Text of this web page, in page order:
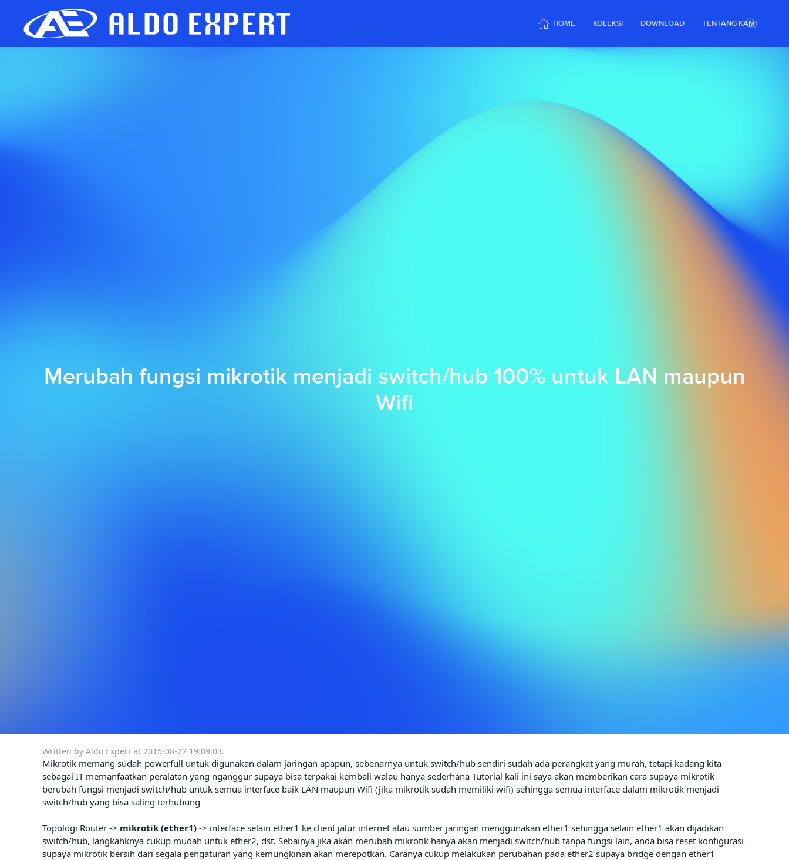
HOME KOLEKSI DOWNLOAD TENTANG KAMI
Merubah fungsi mikrotik menjadi switch/hub 100% untuk LAN maupun
Wifi
Written by Aldo Expert at 2015-08-22 19:09:03.
Mikrotik memang sudah powerfull untuk digunakan dalam jaringan apapun, sebenarnya untuk switch/hub sendiri sudah ada perangkat yang murah, tetapi kadang kita
sebagai IT memanfaatkan peralatan yang nganggur supaya bisa terpakai kembali walau hanya sederhana Tutorial kali ini saya akan memberikan cara supaya mikrotik
berubah fungsi menjadi switch/hub untuk semua interface baik LAN maupun Wifi (jika mikrotik sudah memiliki wifi) sehingga semua interface dalam mikrotik menjadi
switch/hub yang bisa saling terhubung
Topologi Router -> mikrotik (ether1) -> interface selain ether1 ke client jalur internet atau sumber jaringan menggunakan ether1 sehingga selain ether1 akan dijadikan
switch/hub, langkahknya cukup mudah untuk ether2, dst. Sebainya jika akan merubah mikrotik hanya akan menjadi switch/hub tanpa fungsi lain, anda bisa reset konfigurasi
supaya mikrotik bersih dari segala pengaturan yang kemungkinan akan merepotkan. Caranya cukup melakukan perubahan pada ether2 supaya bridge dengan ether1